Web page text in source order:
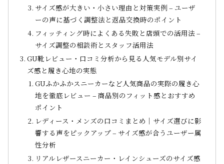
サイズ感が大きい・小さい理由と対策実例 – ユーザ
ーの声に基づく調整法と返品交換時のポイント
フィッティング時によくある失敗と店頭での活用法 –
サイズ調整の相談術とスタッフ活用法
GU靴レビュー・口コミ分析から見る人気モデル別サイ
ズ感と履き心地の実態
GUふかふかスニーカーなど人気商品の実際の履き心
地を徹底レビュー – 商品別のフィット感とおすすめ
ポイント
レディース・メンズの口コミまとめ｜サイズ選びに影
響する声をピックアップ – サイズ感が合うユーザー属
性分析
リアルレザースニーカー・レインシューズのサイズ感